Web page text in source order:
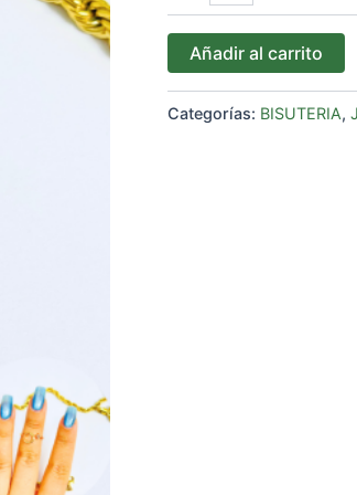
Añadir al carrito
Categorías: BISUTERIA,